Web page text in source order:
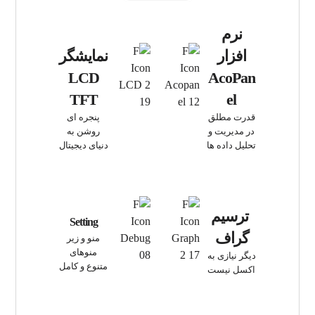
نرم
افزار
AcoPan
el
قدرت مطلق
در مدیریت و
تحلیل داده ها
ترسیم
گراف
دیگر نیازی به
اکسل نیست
نمایشگر
LCD
TFT
پنجره ای
روشن به
دنیای دیجیتال
Setting
منو و زیر
منوهای
متنوع و کامل